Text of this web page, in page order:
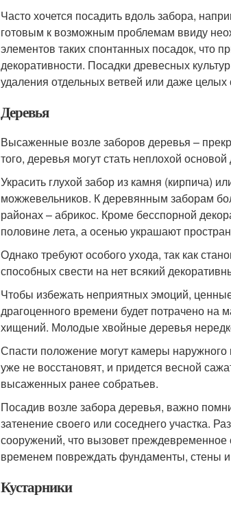
Часто хочется посадить вдоль забора,
готовым к возможным проблемам ввиду
элементов таких спонтанных посадок, что
декоративности. Посадки древесных
удаления отдельных ветвей или даже
Деревья
Высаженные возле заборов деревья –
того, деревья могут стать неплохой
Украсить глухой забор из камня (кирпича)
можжевельников. К деревянным заборам
районах – абрикос. Кроме бесспорной
половине лета, а осенью украшают
Однако требуют особого ухода, так как
способных свести на нет всякий
Чтобы избежать неприятных эмоций,
драгоценного времени будет потрачено
хищений. Молодые хвойные деревья
Спасти положение могут камеры
уже не восстановят, и придется весной
высаженных ранее собратьев.
Посадив возле забора деревья, важно
затенение своего или соседнего участка.
сооружений, что вызовет
временем повреждать фундаменты, стены
Кустарники